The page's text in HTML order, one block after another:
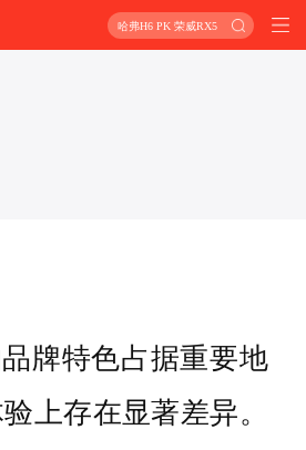
哈弗H6 PK 荣威RX5
牌特色占据重要地
上存在显著差异。